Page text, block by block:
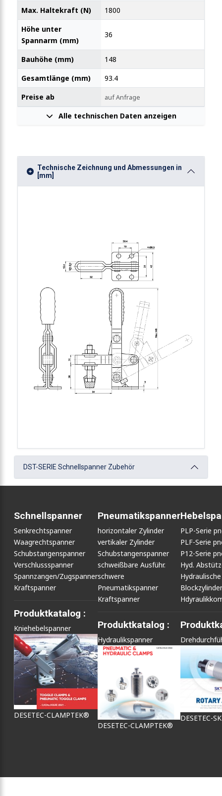
Vertikalspanner 2270N
Vertikalspanner 2270N
Vertikalspanner 2270N
Vertikalspanner 2270N
Max. Haltekraft (N)
1800
Höhe unter
Spannarm (mm)
36
Bauhöhe (mm)
148
Gesamtlänge (mm)
93.4
Preise ab
auf Anfrage
Alle technischen Daten anzeigen
Technische Zeichnung und Abmessungen in
[mm]
DST-SERIE Schnellspanner Zubehör
Schnellspanner
Senkrechtspanner
Waagrechtspanner
Schubstangenspanner
Verschlussspanner
Spannzangen/Zugspanner
Kraftspanner
Produktkatalog :
Kniehebelspanner
DESETEC-CLAMPTEK®
Pneumatikspanner
horizontaler Zylinder
vertikaler Zylinder
Schubstangenspanner
schweißbare Ausführ.
schwere
Pneumatikspanner
Kraftspanner
Produktkatalog :
Hydraulikspanner
DESETEC-CLAMPTEK®
PLP-Serie
PLF-Serie
P12-Serie
Hyd.
Hydraulische
Blockzylinder
DESETEC-